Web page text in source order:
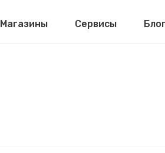
Магазины Сервисы